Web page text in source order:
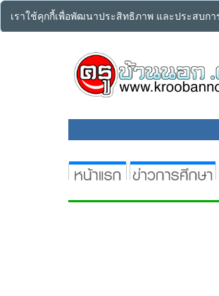
เราใช้คุกกี้เพื่อพัฒนาประสิทธิภาพ และประสบก